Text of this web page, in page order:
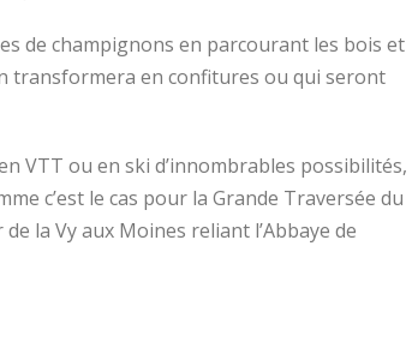
de champignons en parcourant les bois et
transformera en confitures ou qui seront
VTT ou en ski d’innombrables possibilités,
c’est le cas pour la Grande Traversée du
la Vy aux Moines reliant l’Abbaye de